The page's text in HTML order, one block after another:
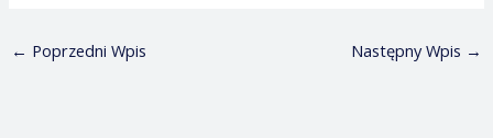
← Poprzedni Wpis Następny Wpis →